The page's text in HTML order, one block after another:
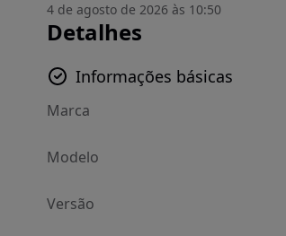
4 de agosto de 2026 às 10:50
Detalhes
Informações básicas
Marca
Modelo
Versão